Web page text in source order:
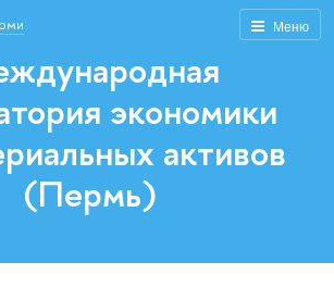
Меню
экономики
активов
(Пермь)